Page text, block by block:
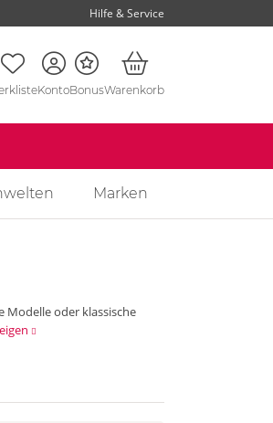
Hilfe & Service
KontoBonusWarenkorb
Marken
Modelle oder klassische